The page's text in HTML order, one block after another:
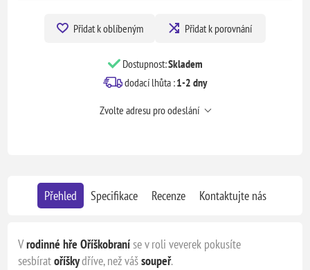
Přidat k oblíbeným Přidat k porovnání
Dostupnost:Skladem
dodací lhůta :1-2 dny
Zvolte adresu pro odeslání
Přehled Specifikace Recenze Kontaktujte nás
Vrodinné hře Oříškobraníse v roli veverek pokusíte
sesbíratoříškydříve, než vášsoupeř.